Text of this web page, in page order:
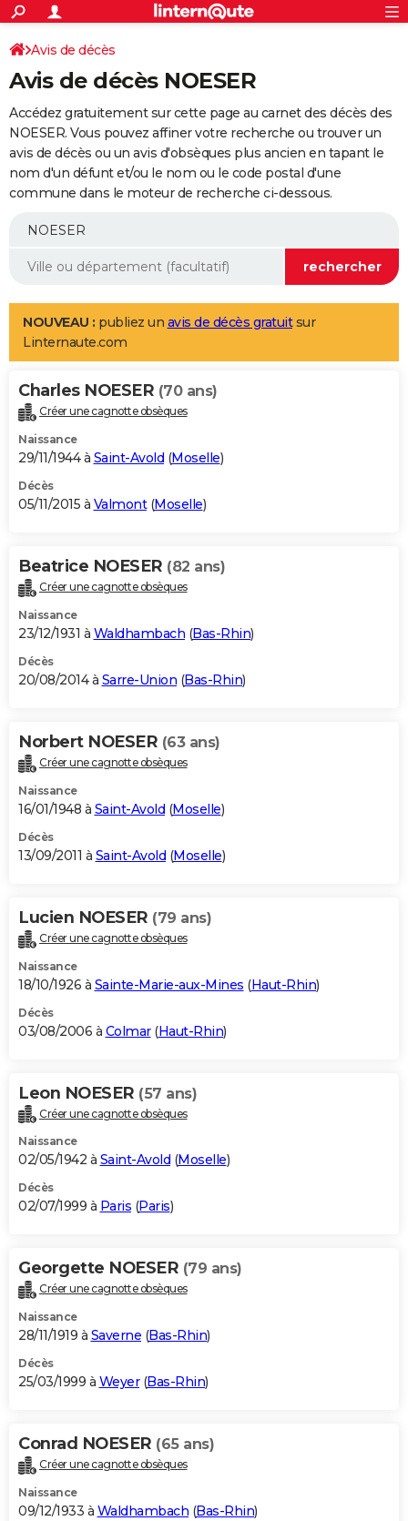
ACTUALITÉS
Politique
Société
Faits Divers
Education
Monde
Villes
+
SPORT
Coupe du monde 2026
Football
Tennis
Cyclisme
Rugby
Forum
Programme TV
TNT
Streaming
Cinéma
Sorties cinéma
Musique
+
FINANCE
Retraite
Epargne
Immobilier
Risques naturels par ville
Banque
Assurance
AUTO
Essais
Réserver un essai
Citadines
Berlines
SUV
Forum auto
+
Mobiles
Meilleur smartphone
Internet
Ordinateurs
Jeux vidéo
Guide high-tech
Aménagement intérieur
LIFESTYLE
Art de vivre
Bien-être
Loisirs
Mode
Modes de vie
Alimentation
Guide de la santé
Maladies
Médicaments
Sommeil
VOYAGE
Destinations
City break
Voyage nature
Voyage de noces
Forum
Climat
+PHOTO
GUIDES D'ACHAT
BONS PLANS
Carte de Noël
Carte Bonne année
Carte Saint-Valentin
Carte Pâques
Carte d'anniversaire
DICTIONNAIRE
Dictionnaire
Biographies
Citations
Expressions
Proverbes
PROGRAMME TV
S'inscrire
Se connecter
Lycées
Collèges
Primaires
Universités
Entreprises
Service militaire
Avis de recherche
AVIS DE DÉCÈS
Bricolage
Lifestyle
Culture
Sport
Auto
Television
Voyage
Cinema
Avis de décès
Avis de décès NOESER
Accédez gratuitement sur cette page au carnet des décès des
NOESER. Vous pouvez affiner votre recherche ou trouver un
avis de décès ou un avis d'obsèques plus ancien en tapant le
nom d'un défunt et/ou le nom ou le code postal d'une
commune dans le moteur de recherche ci-dessous.
NOUVEAU : publiez un avis de décès gratuitsur
Linternaute.com
Charles NOESER (70 ans)
Créer une cagnotte obsèques
Naissance
29/11/1944 à Saint-Avold (Moselle)
Décès
05/11/2015 à Valmont(Moselle)
Beatrice NOESER (82 ans)
Créer une cagnotte obsèques
Naissance
23/12/1931 à Waldhambach (Bas-Rhin)
Décès
20/08/2014 à Sarre-Union (Bas-Rhin)
Norbert NOESER (63 ans)
Créer une cagnotte obsèques
Naissance
16/01/1948 à Saint-Avold (Moselle)
Décès
13/09/2011 à Saint-Avold (Moselle)
Lucien NOESER (79 ans)
Créer une cagnotte obsèques
Naissance
18/10/1926 à Sainte-Marie-aux-Mines (Haut-Rhin)
Décès
03/08/2006 à Colmar(Haut-Rhin)
Leon NOESER (57 ans)
Créer une cagnotte obsèques
Naissance
02/05/1942 à Saint-Avold (Moselle)
Décès
02/07/1999 à Paris (Paris)
Georgette NOESER (79 ans)
Créer une cagnotte obsèques
Naissance
28/11/1919 à Saverne (Bas-Rhin)
Décès
25/03/1999 à Weyer(Bas-Rhin)
Conrad NOESER (65 ans)
Créer une cagnotte obsèques
Naissance
09/12/1933 à Waldhambach (Bas-Rhin)